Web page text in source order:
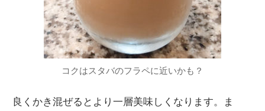
コクはスタバのフラペに近いかも？
良くかき混ぜるとより一層美味しくなります。ま